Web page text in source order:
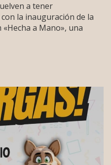
a tener
la inauguración de la
a Mano», una